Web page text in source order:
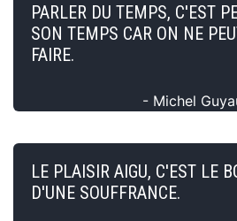
PARLER DU TEMPS, C'EST
SON TEMPS CAR ON NE
FAIRE.
- Michel
LE PLAISIR AIGU, C'EST LE
D'UNE SOUFFRANCE.